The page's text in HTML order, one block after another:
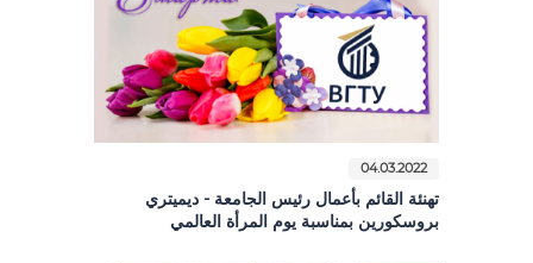
04.03.2022
تهنئة القائم بأعمال رئيس الجامعة - ديميتري
بروسكورين بمناسبة يوم المرأة العالمي